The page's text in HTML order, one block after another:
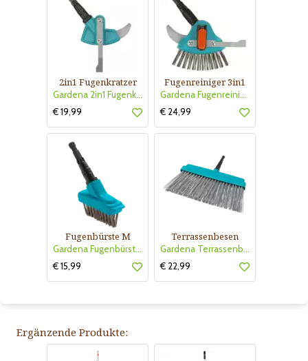
2in1 Fugenkratzer
Gardena 2in1 Fugenkratzer
€ 19,99
Fugenreiniger 3in1
Gardena Fugenreiniger 3in1
€ 24,99
Fugenbürste M
Gardena Fugenbürste M
€ 15,99
Terrassenbesen
Gardena Terrassenbesen
€ 22,99
Ergänzende Produkte: